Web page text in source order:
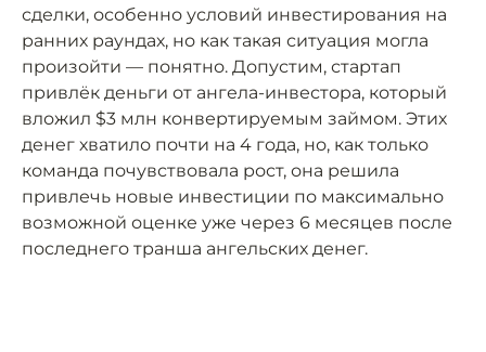
сделки, особенно условий инвестирования на
ранних раундах, но как такая ситуация могла
произойти — понятно. Допустим, стартап
привлёк деньги от ангела-инвестора, который
вложил $3 млн конвертируемым займом. Этих
денег хватило почти на 4 года, но, как только
команда почувствовала рост, она решила
привлечь новые инвестиции по максимально
возможной оценке уже через 6 месяцев после
последнего транша ангельских денег.